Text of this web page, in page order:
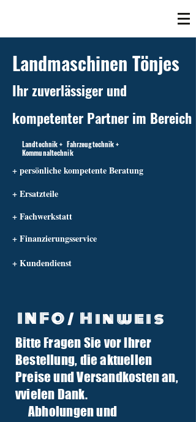
Landmaschinen Tönjes
Ihr zuverlässiger und
kompetenter Partner im Bereich
Landtechnik + Fahrzeugtechnik +
Kommunaltechnik
+ persönliche kompetente Beratung
+ Ersatzteile
+ Fachwerkstatt
+ Finanzierungsservice
+ Kundendienst
info@tuber-traktor.de
+49 (0) 4406-9568797
INFO/ Hinweis
Bitte Fragen Sie vor Ihrer
Bestellung, die aktuellen
Preise und Versandkosten an,
vvielen Dank.
Abholungen und